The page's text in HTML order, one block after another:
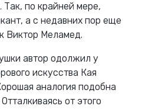
по крайней мере,
а с недавних пор еще
Виктор Меламед.
автор одолжил у
искусства Кая
аналогия подобна
от этого